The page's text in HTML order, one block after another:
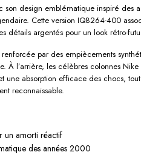
son design emblématique inspiré des
Cette version IQ8264-400
détails argentés pour un look rétro-
par des empiècements
À l’arrière, les célèbres colonnes Nike
une absorption efficace des chocs,
reconnaissable.
un amorti réactif
des années 2000